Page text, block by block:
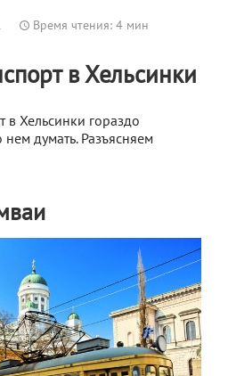
Время чтения: 4 мин
в Хельсинки
в Хельсинки гораздо
думать. Разъясняем